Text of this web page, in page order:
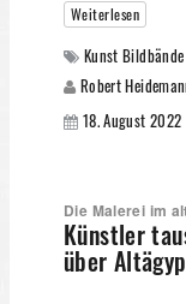
Weiterlesen
Kunst Bildbände
Robert
18. August 2022
Die Malerei im
Künstler
über